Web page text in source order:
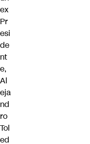
ex
Pr
esi
de
nt
e,
Al
eja
nd
ro
Tol
ed